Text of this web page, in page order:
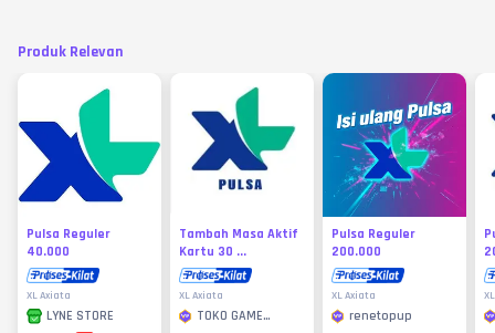
Produk Relevan
Pulsa Reguler
40.000
XL Axiata
LYNE STORE
Tambah Masa Aktif
Kartu 30 ...
XL Axiata
TOKO GAME
Pulsa Reguler
200.000
XL Axiata
renetopup